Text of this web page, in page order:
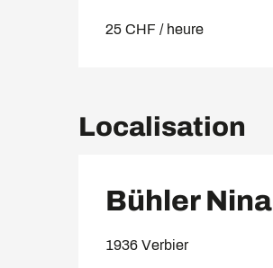
25 CHF / heure
Localisation
Bühler Nina
1936 Verbier